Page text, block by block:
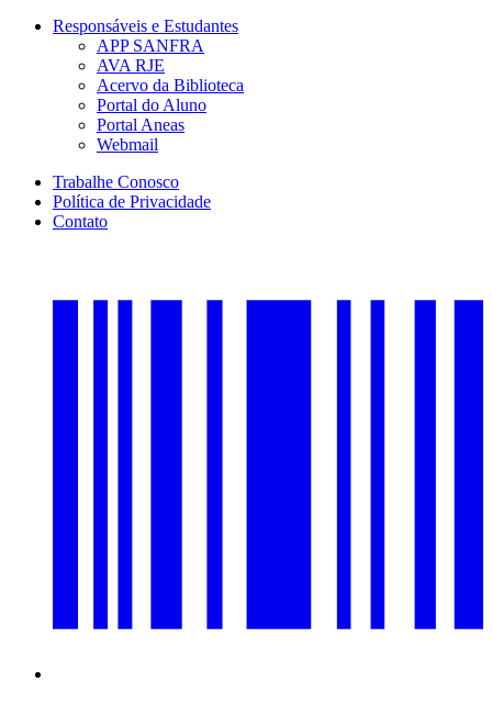
Responsáveis e Estudantes
APP SANFRA
AVA RJE
Acervo da Biblioteca
Portal do Aluno
Portal Aneas
Webmail
Trabalhe Conosco
Política de Privacidade
Contato